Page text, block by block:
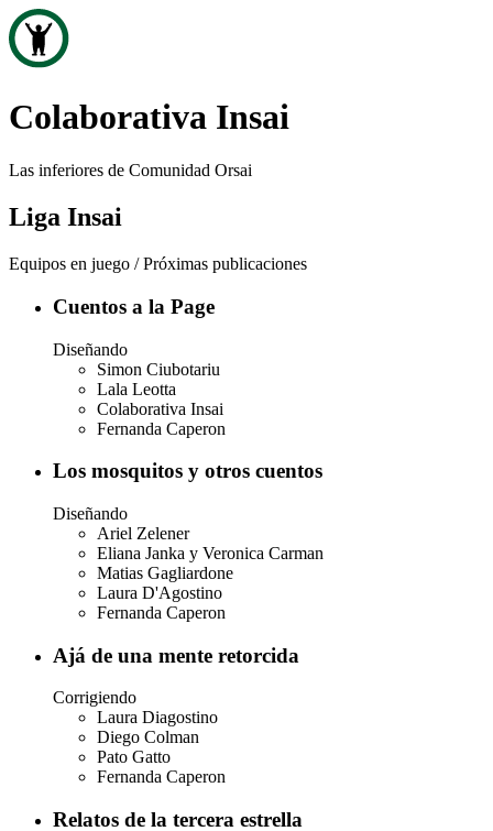
Colaborativa Insai
Las inferiores de Comunidad Orsai
Liga Insai
Equipos en juego / Próximas publicaciones
Cuentos a la Page
Diseñando
Simon Ciubotariu
Lala Leotta
Colaborativa Insai
Fernanda Caperon
Los mosquitos y otros cuentos
Diseñando
Ariel Zelener
Eliana Janka y Veronica Carman
Matias Gagliardone
Laura D'Agostino
Fernanda Caperon
Ajá de una mente retorcida
Corrigiendo
Laura Diagostino
Diego Colman
Pato Gatto
Fernanda Caperon
Relatos de la tercera estrella